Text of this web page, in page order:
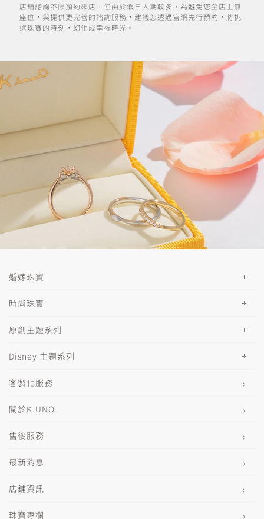
店鋪諮詢不限預約來店，但由於假日人潮較多，為避免您至店上無
座位，與提供更完善的諮詢服務，建議您透過官網先行預約，將挑
選珠寶的時刻，幻化成幸福時光。
婚嫁珠寶
時尚珠寶
原創主題系列
Disney 主題系列
客製化服務
關於K.UNO
售後服務
最新消息
店鋪資訊
珠寶專欄